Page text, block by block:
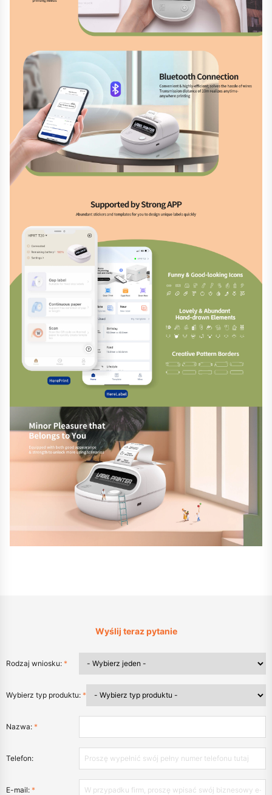
Wyślij teraz pytanie
Rodzaj wniosku: *
Wybierz typ produktu: *
Nazwa: *
Telefon:
E-mail: *